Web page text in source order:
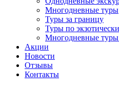
Многодневные туры
Туры за границу
Туры по
Многодневные
Акции
Новости
Отзывы
Контакты